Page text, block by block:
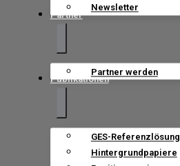
Newsletter
Partner
Partner werden
Publikationen
GES-Referenzlösung
Hintergrundpapiere